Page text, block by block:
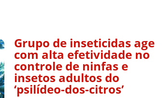
Grupo de inseticidas age
com alta efetividade no
controle de ninfas e
insetos adultos do
‘psilídeo-dos-citros’